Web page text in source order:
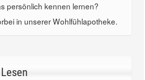
persönlich kennen lernen?
in unserer Wohlfühlapotheke.